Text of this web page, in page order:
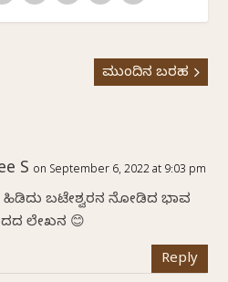
ಮುಂದಿನ ಬರಹ
S on September 6, 2022 at 9:03 pm
ಹಿಡಿದು ಬಟೇಶ್ವರನ ನೋಡಿದ ಭಾವ
ಲೇಖನ 😊
Reply